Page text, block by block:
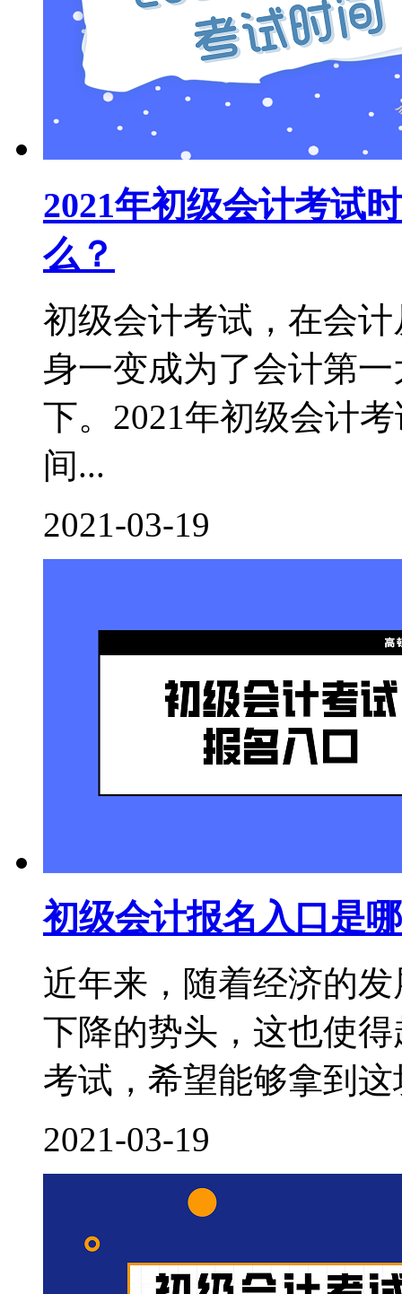
2021年初级会计考试
么？
初级会计考试，在会
身一变成为了会计第
下。2021年初级会计
间...
2021-03-19
初级会计报名入口是
近年来，随着经济的
下降的势头，这也使
考试，希望能够拿到
2021-03-19